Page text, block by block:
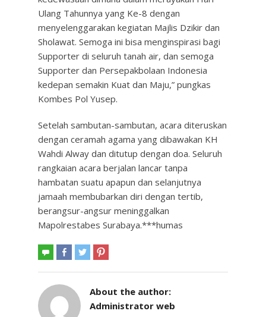
Ulang Tahunnya yang Ke-8 dengan
menyelenggarakan kegiatan Majlis Dzikir dan
Sholawat. Semoga ini bisa menginspirasi bagi
Supporter di seluruh tanah air, dan semoga
Supporter dan Persepakbolaan Indonesia
kedepan semakin Kuat dan Maju,” pungkas
Kombes Pol Yusep.
Setelah sambutan-sambutan, acara diteruskan
dengan ceramah agama yang dibawakan KH
Wahdi Alway dan ditutup dengan doa. Seluruh
rangkaian acara berjalan lancar tanpa
hambatan suatu apapun dan selanjutnya
jamaah membubarkan diri dengan tertib,
berangsur-angsur meninggalkan
Mapolrestabes Surabaya.***humas
About the author:
Administrator web